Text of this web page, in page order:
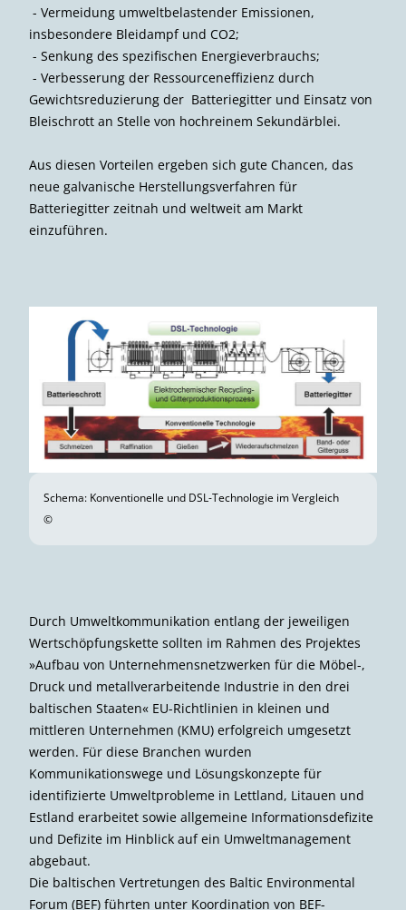
- Vermeidung umweltbelastender Emissionen,
insbesondere Bleidampf und CO2;
- Senkung des spezifischen Energie­verbrauchs;
- Verbesserung der Ressourcen­effizienz durch
Gewichtsreduzierung der Batteriegitter und Einsatz von
Bleischrott an Stelle von hochreinem Sekundärblei.
Aus diesen Vorteilen ergeben sich gute Chancen, das
neue galvanische Herstellungsverfahren für
Batteriegitter zeitnah und weltweit am Markt
einzuführen.
Schema: Konventionelle und DSL-Technologie im Vergleich
©
Durch Umweltkommunikation entlang der jeweiligen
Wertschöpfungskette sollten im Rahmen des Projektes
»Aufbau von Unternehmensnetzwerken für die Möbel-,
Druck und metallverarbeitende Industrie in den drei
baltischen Staaten« EU-Richtlinien in kleinen und
mittleren Unternehmen (KMU) erfolgreich umgesetzt
werden. Für diese Branchen wurden
Kommunikationswege und Lösungs­konzepte für
identifizierte Umweltprobleme in Lettland, Litauen und
Estland erarbeitet sowie allgemeine Informationsdefizite
und Defizite im Hinblick auf ein Umweltmanagement
abgebaut.
Die baltischen Vertretungen des Baltic Environmental
Forum (BEF) führten unter Koordination von BEF-